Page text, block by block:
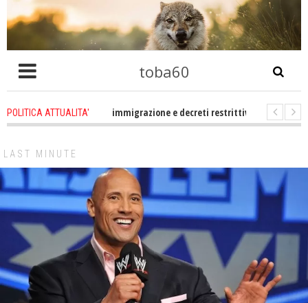
toba60
POLITICA ATTUALITA'
che problema immigrazione e decreti restrittivi della libertà sociale
LAST MINUTE